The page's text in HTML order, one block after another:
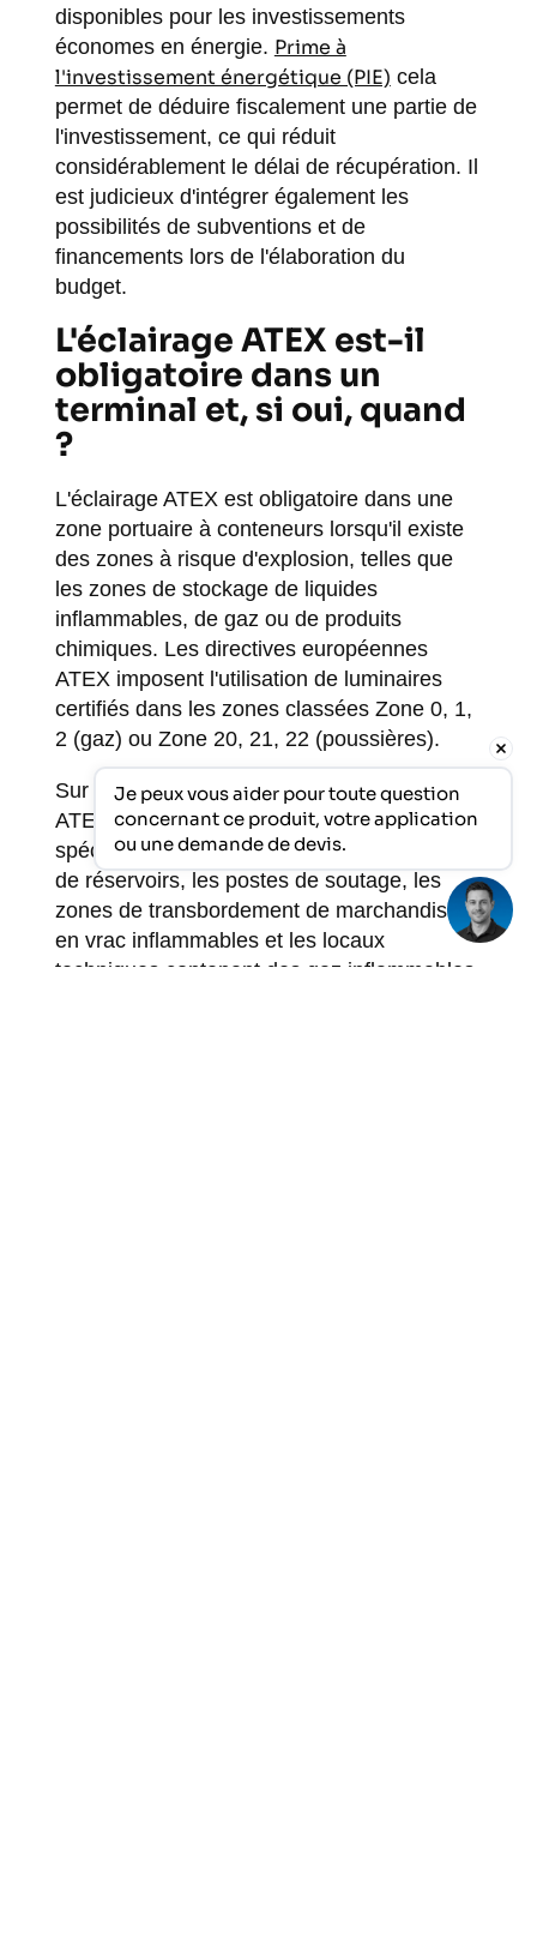
disponibles pour les investissements
économes en énergie. Prime à
l'investissement énergétique (PIE) cela
permet de déduire fiscalement une partie de
l'investissement, ce qui réduit
considérablement le délai de récupération. Il
est judicieux d'intégrer également les
possibilités de subventions et de
financements lors de l'élaboration du
budget.
L'éclairage ATEX est-il
obligatoire dans un
terminal et, si oui, quand
?
L'éclairage ATEX est obligatoire dans une
zone portuaire à conteneurs lorsqu'il existe
des zones à risque d'explosion, telles que
les zones de stockage de liquides
inflammables, de gaz ou de produits
chimiques. Les directives européennes
ATEX imposent l'utilisation de luminaires
certifiés dans les zones classées Zone 0, 1,
2 (gaz) ou Zone 20, 21, 22 (poussières).
Sur un terminal à conteneurs, les obligations
ATEX s'appliquent à des emplacements
spécifiques tels que les aires de stockage
de réservoirs, les postes de soutage, les
zones de transbordement de marchandises
en vrac inflammables et les locaux
techniques contenant des gaz inflammables.
Je peux vous aider pour toute question
concernant ce produit, votre application
ou une demande de devis.